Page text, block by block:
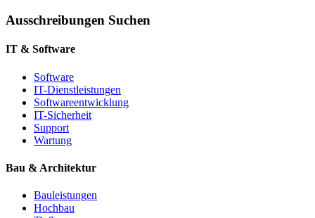
Ausschreibungen Suchen
IT & Software
Software
IT-Dienstleistungen
Softwareentwicklung
IT-Sicherheit
Support
Wartung
Bau & Architektur
Bauleistungen
Hochbau